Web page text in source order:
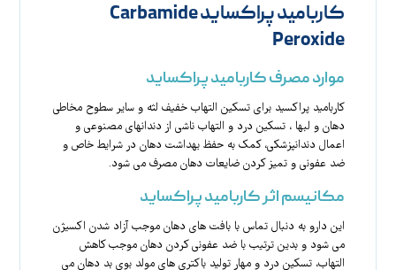
کاربامید پراکساید Carbamide
Peroxide
موارد مصرف کاربامید پراکساید
کاربامید پراکسید برای تسکین التهاب خفیف لثه و سایر سطوح مخاطی
دهان و لبها ، تسکین درد و التهاب ناشی از دندانهای مصنوعی و
اعمال دندانپزشکی، کمک به حفظ بهداشت دهان در شرایط خاص و
ضد عفونی و تمیز کردن ضایعات دهان مصرف می شود.
مکانیسم اثر کاربامید پراکساید
این دارو به دنبال تماس با بافت های دهان موجب آزاد شدن اکسیژن
می شود و بدین ترتیب با ضد عفونی کردن دهان موجب کاهش
التهاب، تسکین درد و مهار تولید باکتری های مولد بوی بد دهان می